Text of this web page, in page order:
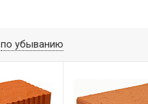
по убыванию